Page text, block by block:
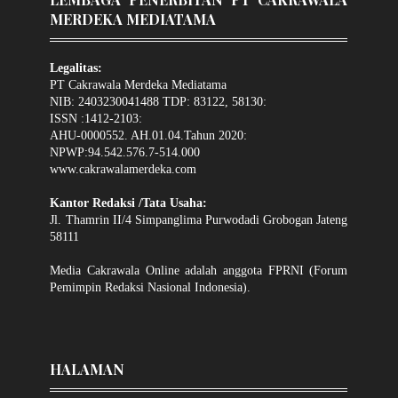
MERDEKA MEDIATAMA
Legalitas:
PT Cakrawala Merdeka Mediatama
NIB: 2403230041488 TDP: 83122, 58130:
ISSN :1412-2103:
AHU-0000552. AH.01.04.Tahun 2020:
NPWP:94.542.576.7-514.000
www.cakrawalamerdeka.com
Kantor Redaksi /Tata Usaha:
Jl. Thamrin II/4 Simpanglima Purwodadi Grobogan Jateng
58111
Media Cakrawala Online adalah anggota FPRNI (Forum
Pemimpin Redaksi Nasional Indonesia).
HALAMAN